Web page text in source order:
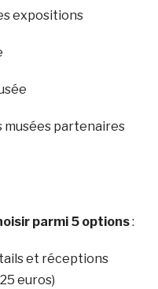
expositions
musées partenaires
parmi 5 options:
et réceptions
euros)